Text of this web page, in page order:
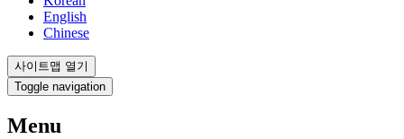
English
Chinese
사이트맵 열기
Toggle navigation
Menu